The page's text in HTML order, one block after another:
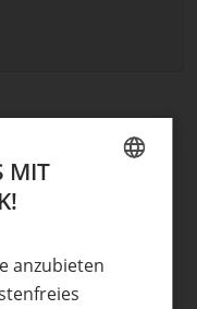
der Erste und teile
MIT
anzubieten